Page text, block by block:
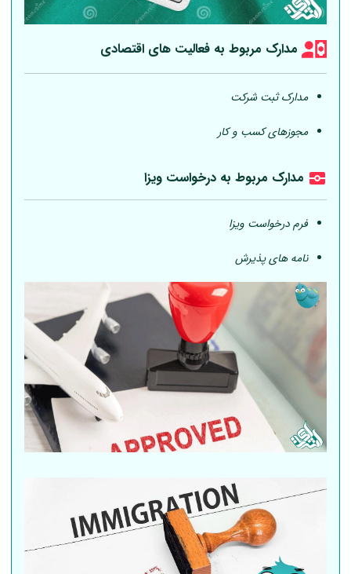
مدارک مربوط به فعالیت های اقتصادی
مدارک ثبت شرکت
مجوزهای کسب و کار
مدارک مربوط به درخواست ویزا
فرم درخواست ویزا
نامه های پذیرش